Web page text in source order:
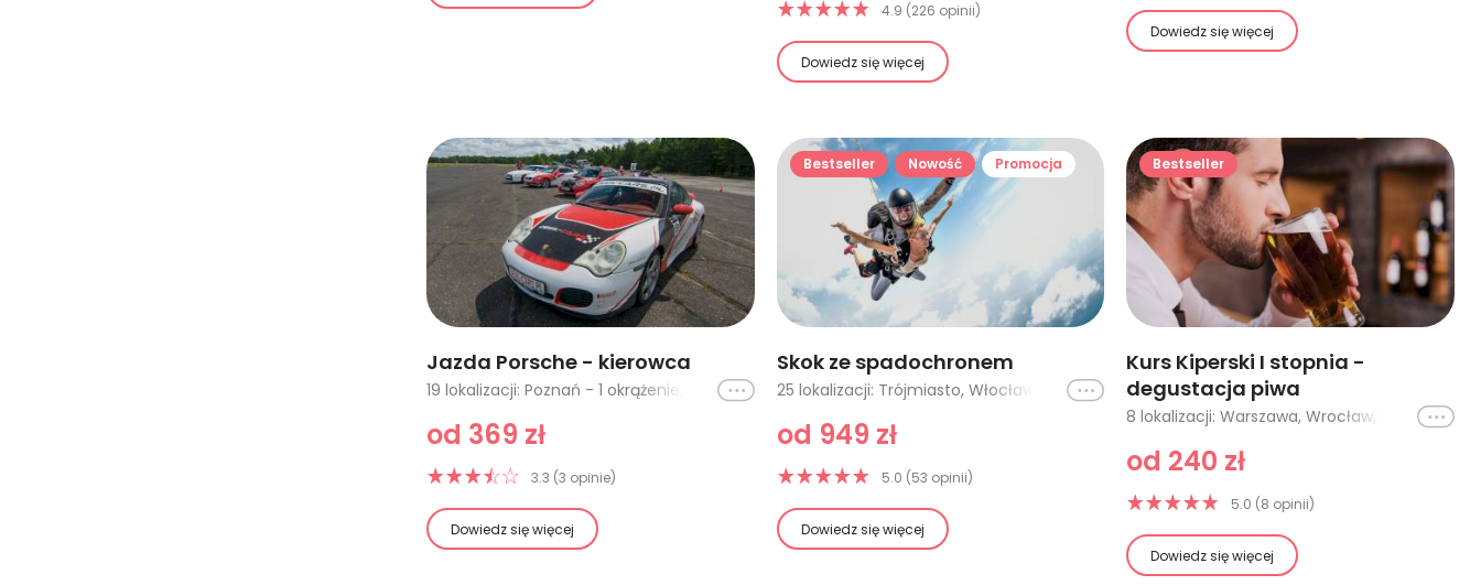
4.9 (226 opinii)
Dowiedz się więcej
Dowiedz się więcej
Jazda Porsche - kierowca
19 lokalizacji: Poznań - 1 okrążenie, Tor Ułęż (Warszawa, Lublin) - 1 okrążenie, Poznań - 2 okrążenia, Poznań Karting - 1 okrążenie, Tor Słomczyn (Warszawa) - 1 okrążenie, Warszawa - 2 okrążenia, Cała Polska - 1 okrążenie, Cała Polska - 2 okrążenia, Cała Polska - 3 okrążenia, Cała Polska - 4 okrążenia, Tor Kraków - 1 okrążenie, Tor Jastrząb (Kielce, Radom) - 1 okrążenie, Tor Pszczółki (Gdańsk) - 1 okrążenie, Tor Warszawa - Modlin, Tor Białystok - 1 okrążenie, Warszawa - 1 okrążenie, Kielce - 1 okrążenie, Kielce - 2 okrążenia, Kielce - 10 okrążeń + co-drive
Ikona
od 369 zł
3.3 (3 opinie)
Dowiedz się więcej
Bestseller Nowość Promocja
Skok ze spadochronem
25 lokalizacji: Trójmiasto, Włocławek, Rzeszów, Nowy Targ, Kraków, Poznań - Bednary, Gliwice, Łódź - SKOK Z WOJSKOWEGO DESANTOWCA, Hel (Półwysep Helski), Warszawa (Przasnysz), Poznań - Kobylnica, Zielona Góra, Ostrów Wielkopolski LOW-COST, Ostrów Wielkopolski STANDARD, Elbląg, Gdańsk, Piotrków Trybunalski - SKOK Z WOJSKOWEGO DESANTOWCA, Leszno I, Wrocław, Nowy Sącz, Wrocław-Mirosławice LOW-COST, Częstochowa, Rzeszów II, Tarnów, Mielec
Ikona
od 949 zł
5.0 (53 opinii)
Dowiedz się więcej
Bestseller
Kurs Kiperski I stopnia -
degustacja piwa
8 lokalizacji: Warszawa, Wrocław, Gdańsk, Poznań, Szczecin, Łódź, Katowice, Kraków
Ikona
od 240 zł
5.0 (8 opinii)
Dowiedz się więcej